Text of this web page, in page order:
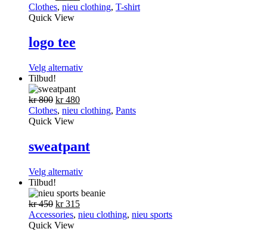
pris
var:
pris
Clothes, nieu clothing, T-shirt
Quick View
logo tee
Velg alternativDette
varianter.
velges
på
Tilbud!
kr800 Opprinnelig
pris
var:
kr480Nåværende
pris
Clothes, nieu clothing, Pants
Quick View
sweatpant
Velg alternativDette
har
varianter.
Tilbud!
kr450 Opprinnelig
pris
var:
kr315Nåværende
pris
Accessories, nieu clothing, nieu sports
Quick View